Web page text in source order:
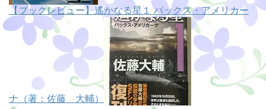
【ブックレビュー】遙かなる星１ パックス・アメリカー
ナ（著：佐藤 大輔）